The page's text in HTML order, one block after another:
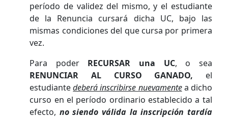
período de validez del mismo, y el estudiante
de la Renuncia cursará dicha UC, bajo las
mismas condiciones del que cursa por primera
vez.
Para poderRECURSAR una UC, o sea
RENUNCIAR AL CURSO GANADO, el
estudiantedeberá inscribirse nuevamentea dicho
curso en el período ordinario establecido a tal
efecto, no siendo válida la inscripción tardía